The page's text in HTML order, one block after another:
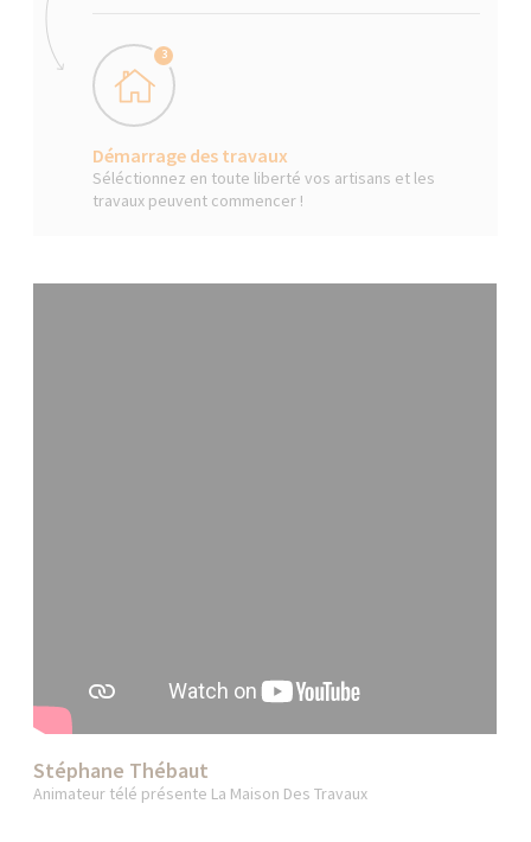
3
Démarrage des travaux
Séléctionnez en toute liberté vos artisans et les
travaux peuvent commencer !
Stéphane Thébaut
Animateur télé présente La Maison Des Travaux